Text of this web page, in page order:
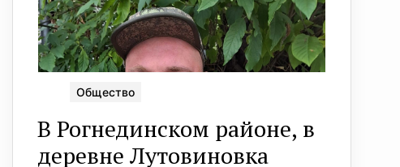
Общество
В Рогнединском районе, в
деревне Лутовиновка